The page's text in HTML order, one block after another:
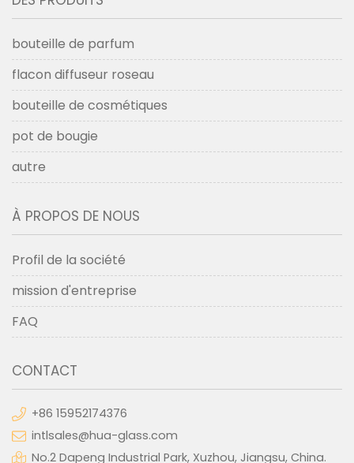
bouteille de parfum
flacon diffuseur roseau
bouteille de cosmétiques
pot de bougie
autre
À PROPOS DE NOUS
Profil de la société
mission d'entreprise
FAQ
CONTACT
+86 15952174376
intlsales@hua-glass.com
No.2 Dapeng Industrial Park, Xuzhou, Jiangsu, China.